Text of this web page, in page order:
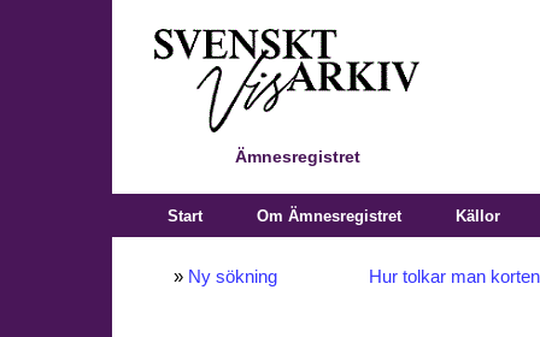
Ämnesregistret
Start Om Ämnesregistret Källor
» Ny sökning Hur tolkar man